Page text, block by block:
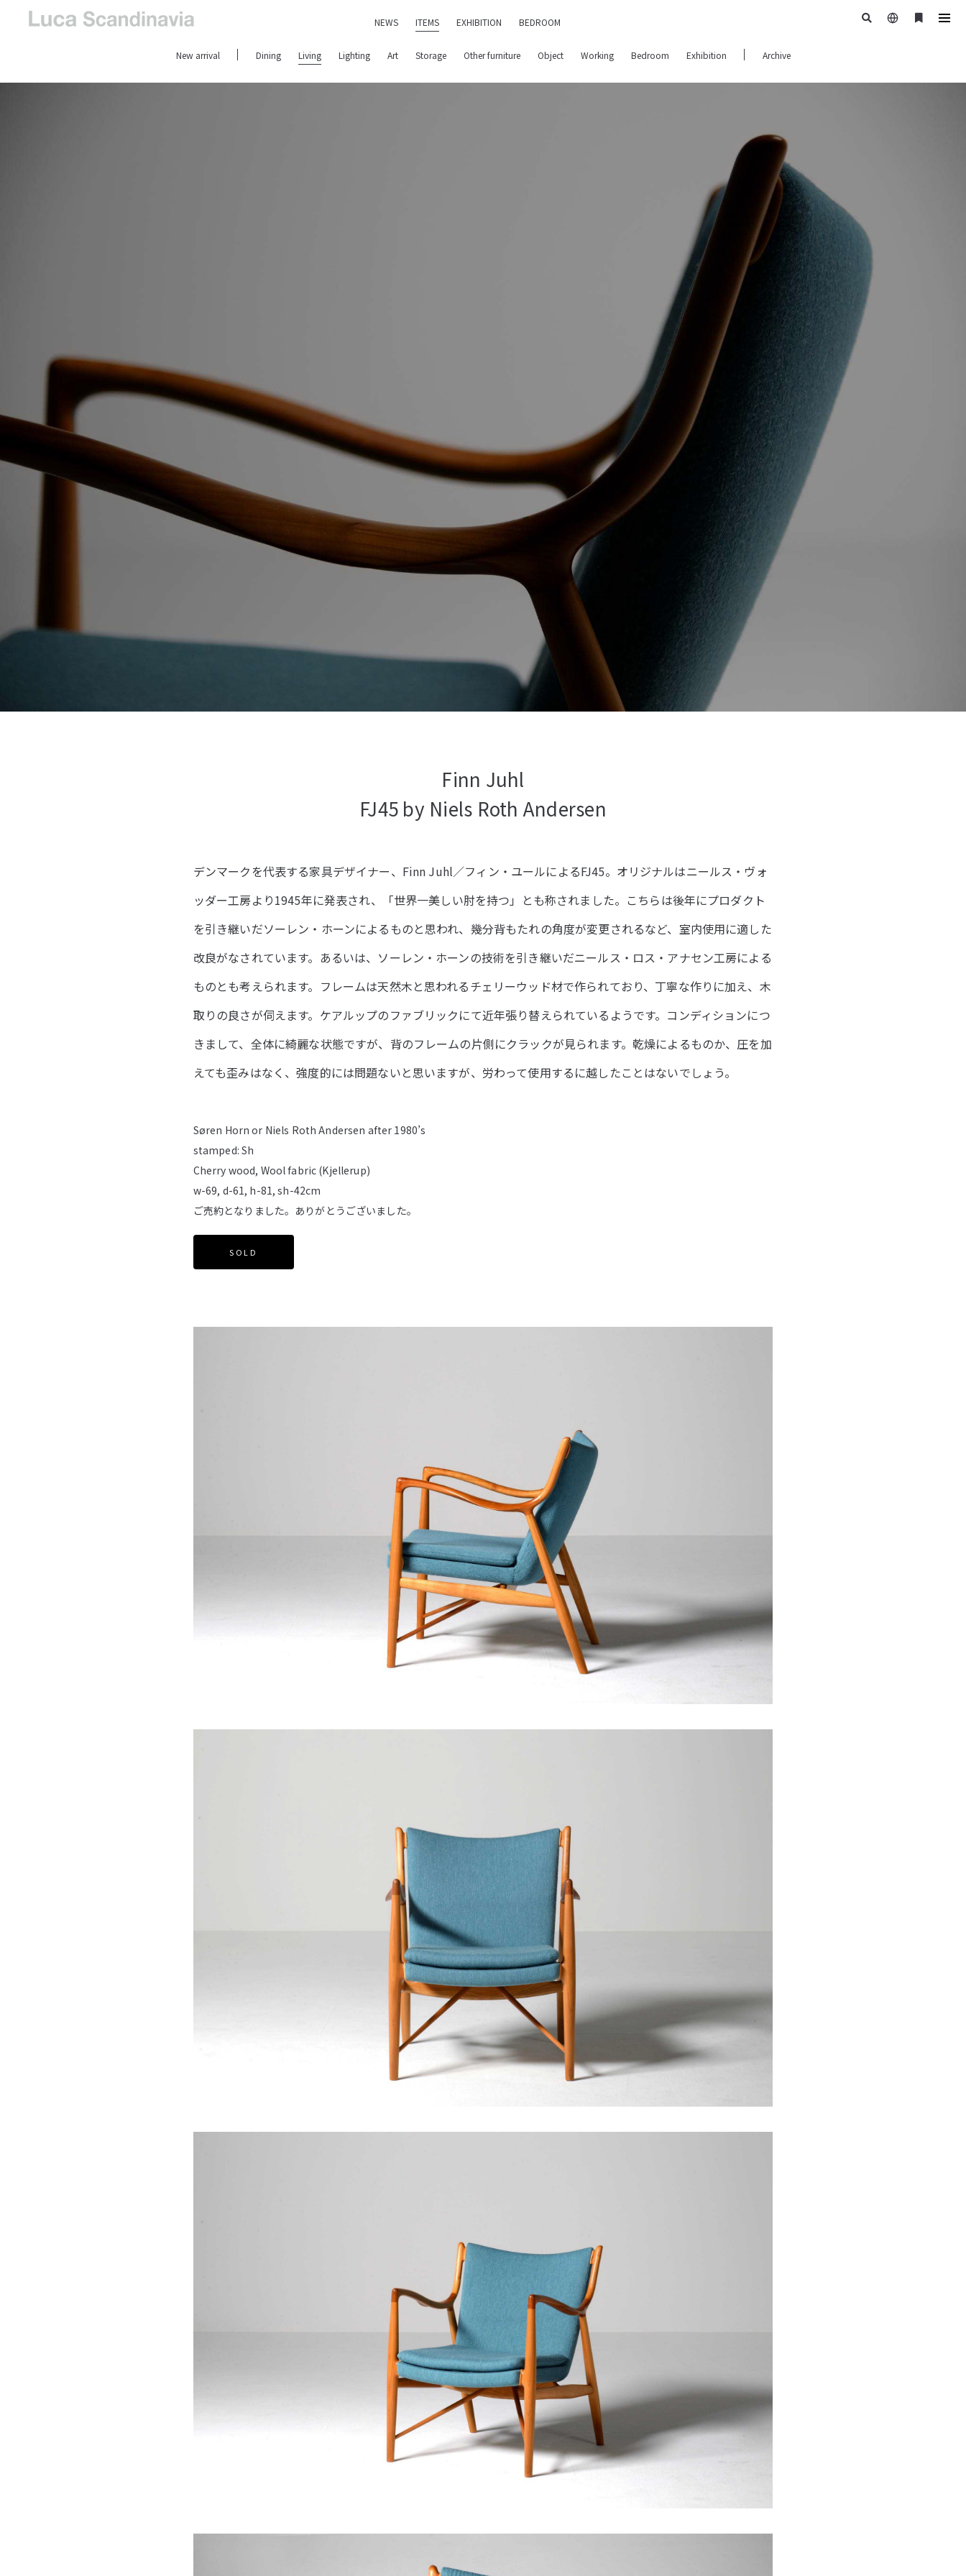
NEWS ITEMS EXHIBITION BEDROOM
日
ブ
New arrival Dining Living Lighting Art Storage Other furniture Object Working Bedroom Exhibition Archive
Finn Juhl
FJ45 by Niels Roth Andersen
デンマークを代表する家具デザイナー、Finn Juhl／フィン・ユールによるFJ45。オリジナルはニールス・ヴォ
ッダー工房より1945年に発表され、「世界一美しい肘を持つ」とも称されました。こちらは後年にプロダクト
を引き継いだソーレン・ホーンによるものと思われ、幾分背もたれの角度が変更されるなど、室内使用に適した
改良がなされています。あるいは、ソーレン・ホーンの技術を引き継いだニールス・ロス・アナセン工房による
ものとも考えられます。フレームは天然木と思われるチェリーウッド材で作られており、丁寧な作りに加え、木
取りの良さが伺えます。ケアルップのファブリックにて近年張り替えられているようです。コンディションにつ
きまして、全体に綺麗な状態ですが、背のフレームの片側にクラックが見られます。乾燥によるものか、圧を加
えても歪みはなく、強度的には問題ないと思いますが、労わって使用するに越したことはないでしょう。
Søren Horn or Niels Roth Andersen after 1980’s
stamped: Sh
Cherry wood, Wool fabric (Kjellerup)
w-69, d-61, h-81, sh-42cm
ご売約となりました。ありがとうございました。
SOLD